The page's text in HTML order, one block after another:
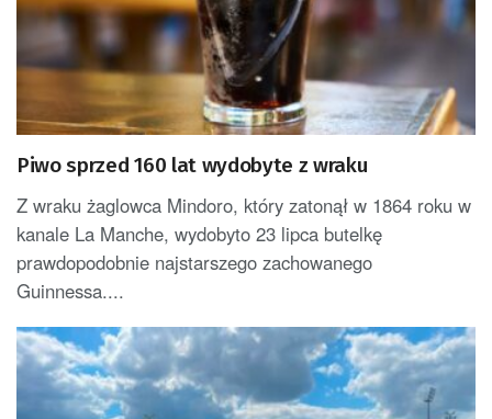
Piwo sprzed 160 lat wydobyte z wraku
Z wraku żaglowca Mindoro, który zatonął w 1864 roku w
kanale La Manche, wydobyto 23 lipca butelkę
prawdopodobnie najstarszego zachowanego
Guinnessa....